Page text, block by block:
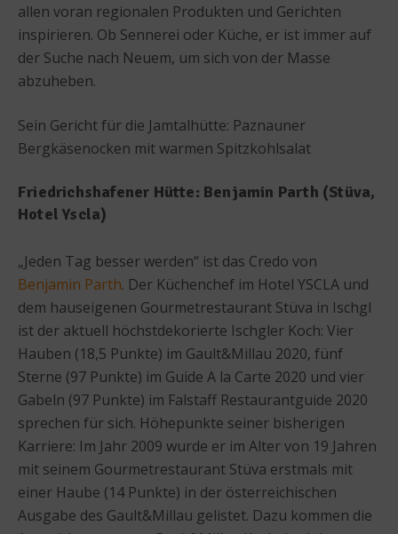
allen voran regionalen Produkten und Gerichten
inspirieren. Ob Sennerei oder Küche, er ist immer auf
der Suche nach Neuem, um sich von der Masse
abzuheben.
Sein Gericht für die Jamtalhütte: Paznauner
Bergkäsenocken mit warmen Spitzkohlsalat
Friedrichshafener Hütte: Benjamin Parth (Stüva,
Hotel Yscla)
„Jeden Tag besser werden“ ist das Credo von
Benjamin Parth. Der Küchenchef im Hotel YSCLA und
dem hauseigenen Gourmetrestaurant Stüva in Ischgl
ist der aktuell höchstdekorierte Ischgler Koch: Vier
Hauben (18,5 Punkte) im Gault&Millau 2020, fünf
Sterne (97 Punkte) im Guide A la Carte 2020 und vier
Gabeln (97 Punkte) im Falstaff Restaurantguide 2020
sprechen für sich. Höhepunkte seiner bisherigen
Karriere: Im Jahr 2009 wurde er im Alter von 19 Jahren
mit seinem Gourmetrestaurant Stüva erstmals mit
einer Haube (14 Punkte) in der österreichischen
Ausgabe des Gault&Millau gelistet. Dazu kommen die